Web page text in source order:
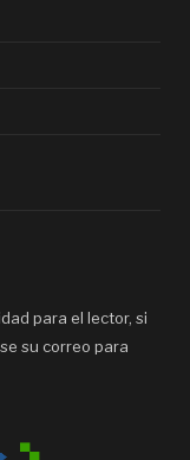
para el lector, si
su correo para